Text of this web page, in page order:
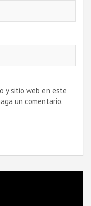
y sitio web en este
un comentario.